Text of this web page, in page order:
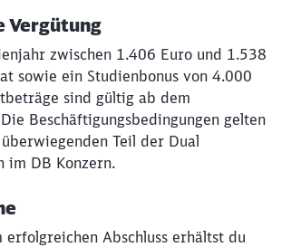
zwischen 1.406 Euro und 1.538
sowie ein Studienbonus von 4.000
sind gültig ab dem
Beschäftigungsbedingungen gelten
Teil der Dual
im DB Konzern.
erfolgreichen Abschluss erhältst du